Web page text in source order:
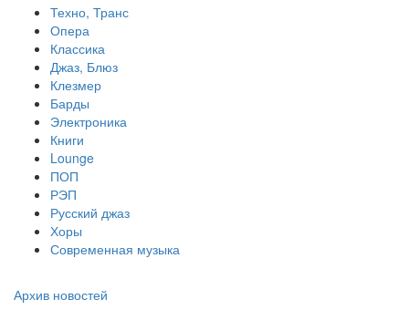
Техно, Транс
Опера
Классика
Джаз, Блюз
Клезмер
Барды
Электроника
Книги
Lounge
ПОП
РЭП
Русский джаз
Хоры
Современная музыка
Архив новостей